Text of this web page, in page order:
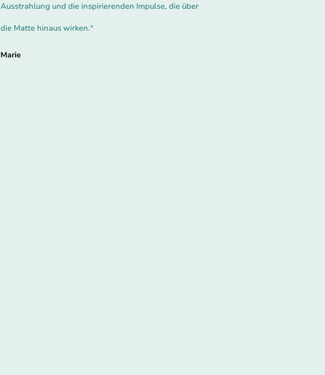
Ausstrahlung und die inspirierenden Impulse, die über
die Matte hinaus wirken."
Marie